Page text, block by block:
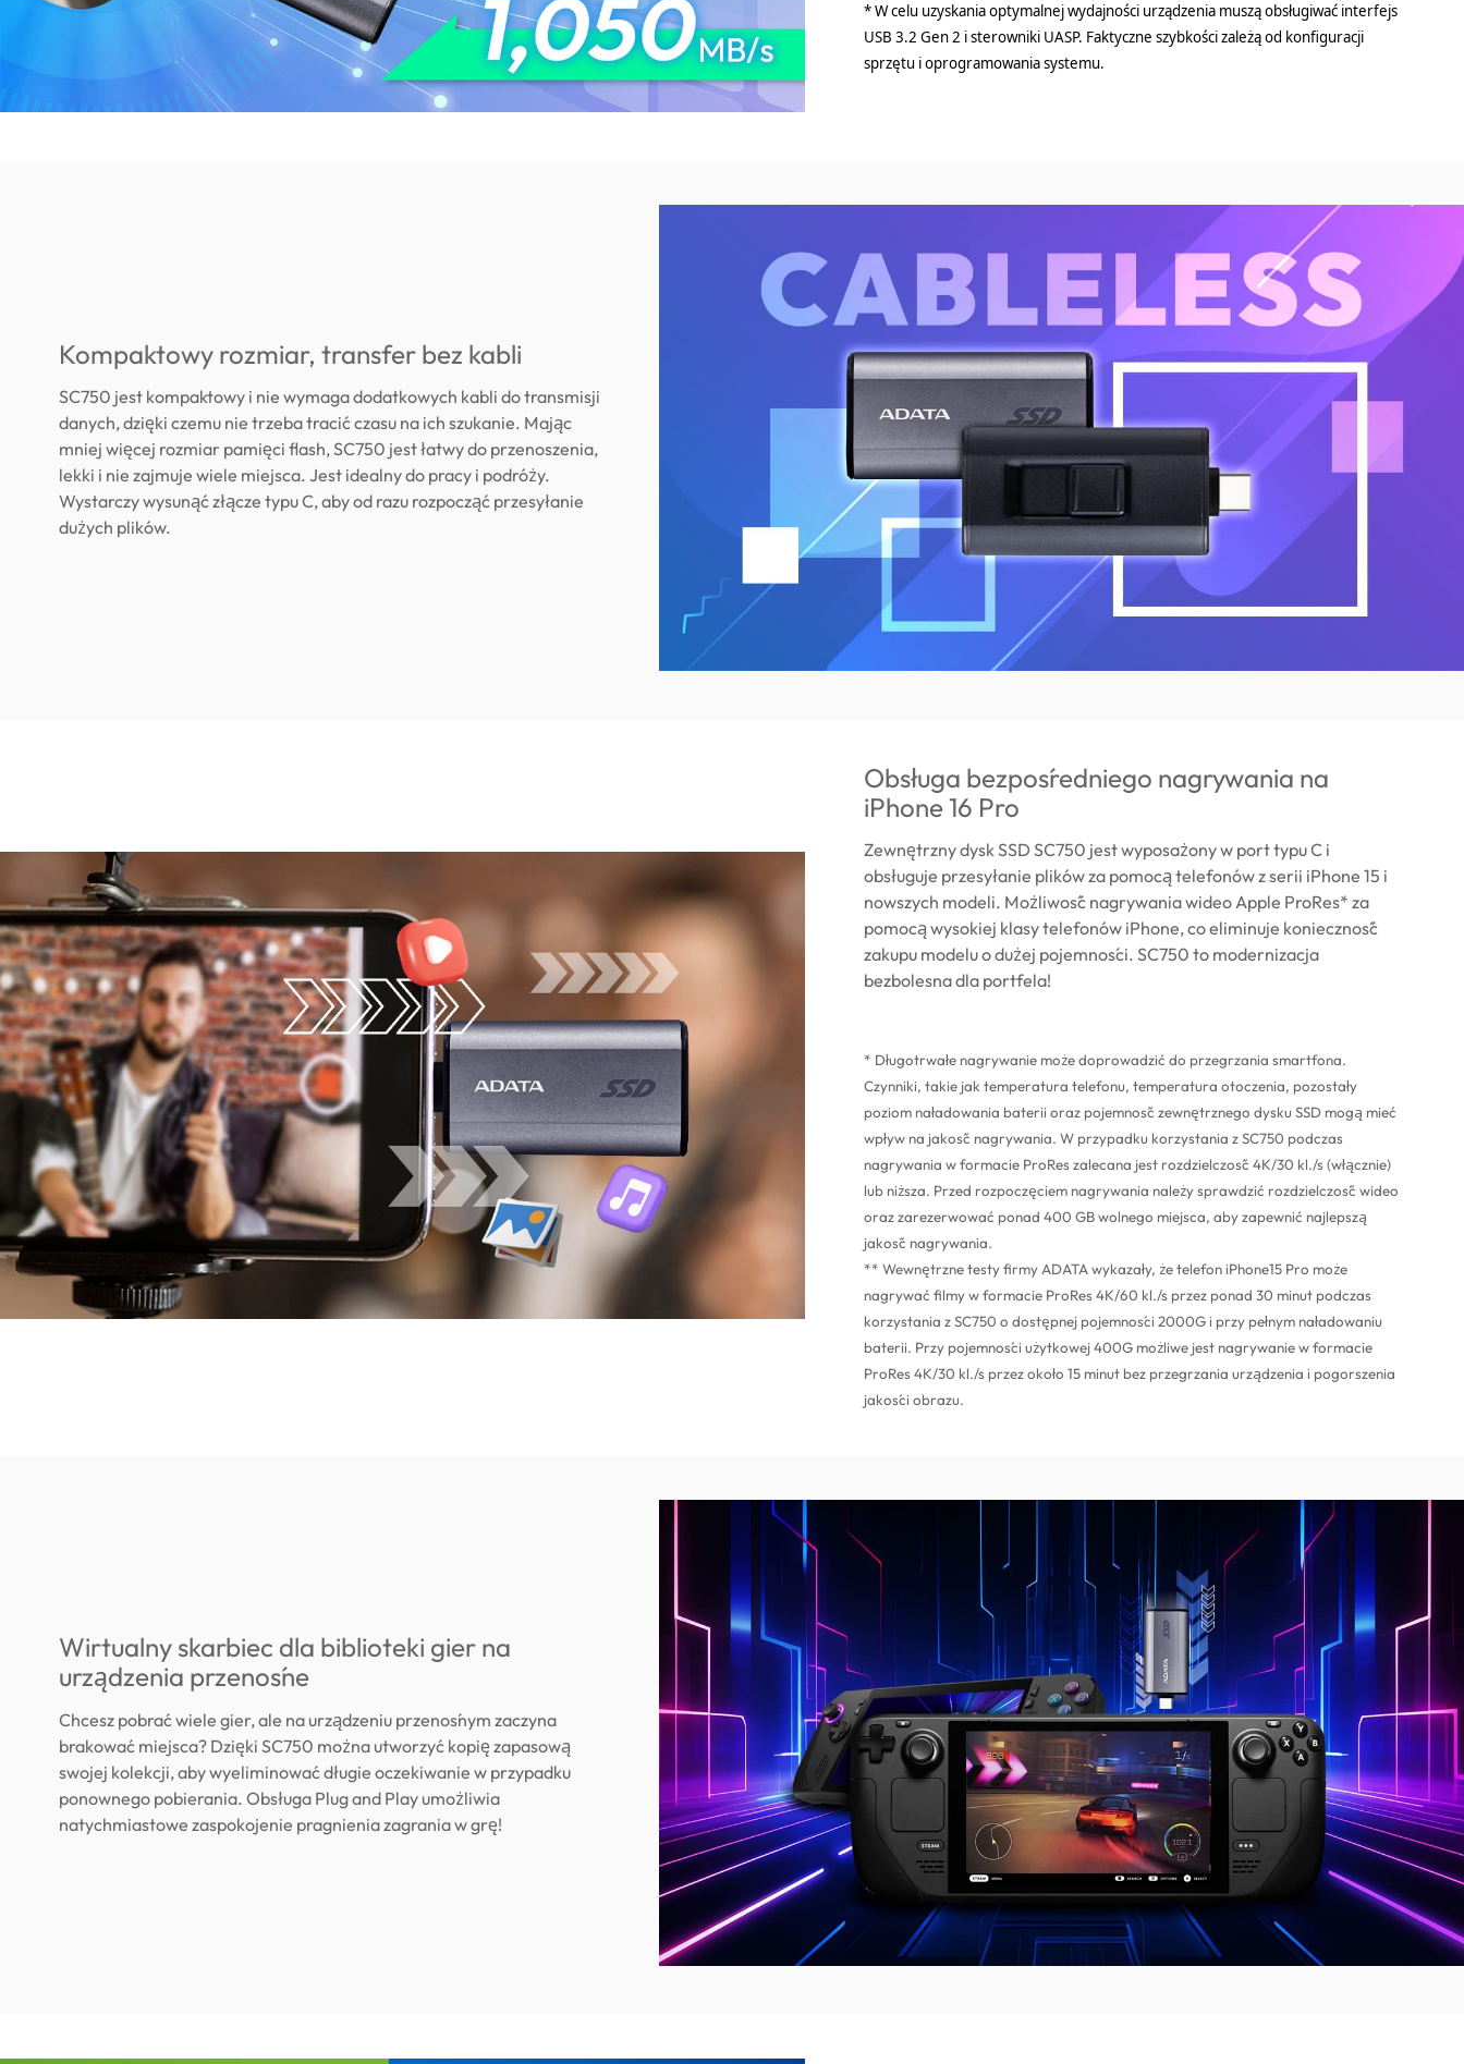
* W celu uzyskania optymalnej wydajności urządzenia muszą obsługiwać interfejs
USB 3.2 Gen 2 i sterowniki UASP. Faktyczne szybkości zależą od konfiguracji
sprzętu i oprogramowania systemu.
Kompaktowy rozmiar, transfer bez kabli
SC750 jest kompaktowy i nie wymaga dodatkowych kabli do transmisji
danych, dzięki czemu nie trzeba tracić czasu na ich szukanie. Mając
mniej więcej rozmiar pamięci flash, SC750 jest łatwy do przenoszenia,
lekki i nie zajmuje wiele miejsca. Jest idealny do pracy i podróży.
Wystarczy wysunąć złącze typu C, aby od razu rozpocząć przesyłanie
dużych plików.
Obsługa bezpośredniego nagrywania na
iPhone 16 Pro
Zewnętrzny dysk SSD SC750 jest wyposażony w port typu C i
obsługuje przesyłanie plików za pomocą telefonów z serii iPhone 15 i
nowszych modeli. Możliwość nagrywania wideo Apple ProRes* za
pomocą wysokiej klasy telefonów iPhone, co eliminuje konieczność
zakupu modelu o dużej pojemności. SC750 to modernizacja
bezbolesna dla portfela!
* Długotrwałe nagrywanie może doprowadzić do przegrzania smartfona.
Czynniki, takie jak temperatura telefonu, temperatura otoczenia, pozostały
poziom naładowania baterii oraz pojemność zewnętrznego dysku SSD mogą mieć
wpływ na jakość nagrywania. W przypadku korzystania z SC750 podczas
nagrywania w formacie ProRes zalecana jest rozdzielczość 4K/30 kl./s (włącznie)
lub niższa. Przed rozpoczęciem nagrywania należy sprawdzić rozdzielczość wideo
oraz zarezerwować ponad 400 GB wolnego miejsca, aby zapewnić najlepszą
jakość nagrywania.
** Wewnętrzne testy firmy ADATA wykazały, że telefon iPhone15 Pro może
nagrywać filmy w formacie ProRes 4K/60 kl./s przez ponad 30 minut podczas
korzystania z SC750 o dostępnej pojemności 2000G i przy pełnym naładowaniu
baterii. Przy pojemności użytkowej 400G możliwe jest nagrywanie w formacie
ProRes 4K/30 kl./s przez około 15 minut bez przegrzania urządzenia i pogorszenia
jakości obrazu.
Wirtualny skarbiec dla biblioteki gier na
urządzenia przenośne
Chcesz pobrać wiele gier, ale na urządzeniu przenośnym zaczyna
brakować miejsca? Dzięki SC750 można utworzyć kopię zapasową
swojej kolekcji, aby wyeliminować długie oczekiwanie w przypadku
ponownego pobierania. Obsługa Plug and Play umożliwia
natychmiastowe zaspokojenie pragnienia zagrania w grę!